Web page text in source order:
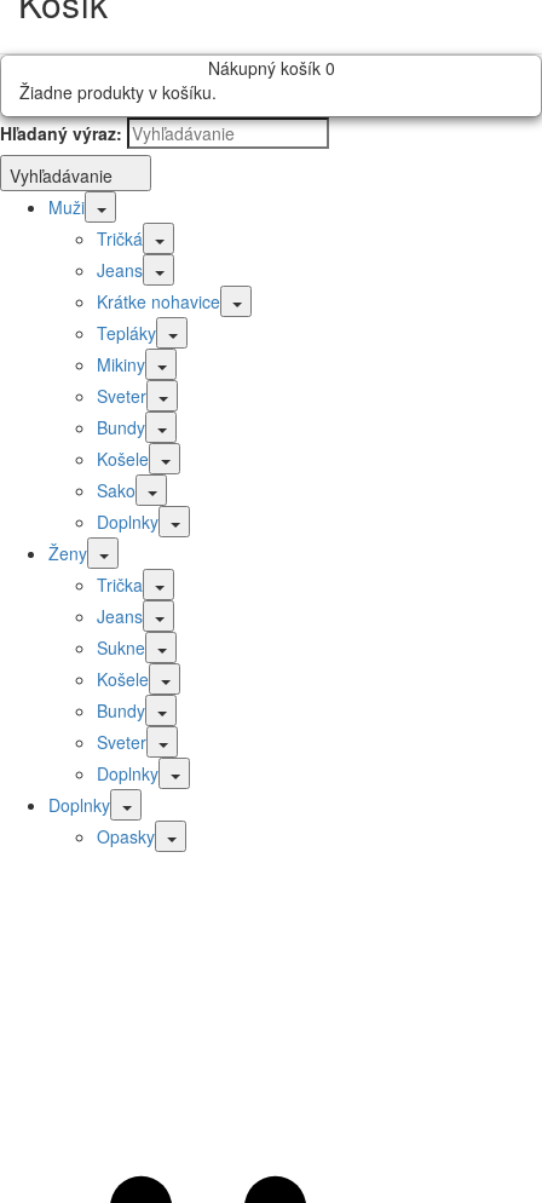
Nákupný košík 0
Žiadne produkty v košíku.
Hľadaný výraz:
Vyhľadávanie
Muži
Tričká
Jeans
Krátke nohavice
Tepláky
Mikiny
Sveter
Bundy
Košele
Sako
Doplnky
Ženy
Trička
Jeans
Sukne
Košele
Bundy
Sveter
Doplnky
Doplnky
Opasky